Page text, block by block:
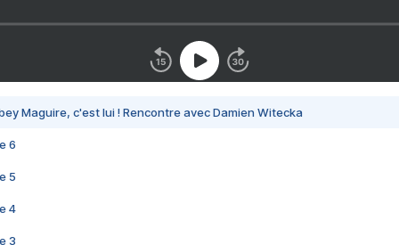
Maguire, c'est lui ! Rencontre avec Damien Witecka
6
5
4
3